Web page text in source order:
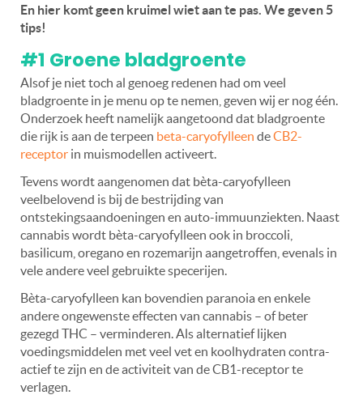
En hier komt geen kruimel wiet aan te pas. We geven 5
tips!
#1 Groene bladgroente
Alsof je niet toch al genoeg redenen had om veel
bladgroente in je menu op te nemen, geven wij er nog één.
Onderzoek heeft namelijk aangetoond dat bladgroente
die rijk is aan de terpeen beta-caryofylleen deCB2-
receptor in muismodellen activeert.
Tevens wordt aangenomen dat bèta-caryofylleen
veelbelovend is bij de bestrijding van
ontstekingsaandoeningen en auto-immuunziekten. Naast
cannabis wordt bèta-caryofylleen ook in broccoli,
basilicum, oregano en rozemarijn aangetroffen, evenals in
vele andere veel gebruikte specerijen.
Bèta-caryofylleen kan bovendien paranoia en enkele
andere ongewenste effecten van cannabis – of beter
gezegd THC – verminderen. Als alternatief lijken
voedingsmiddelen met veel vet en koolhydraten contra-
actief te zijn en de activiteit van de CB1-receptor te
verlagen.